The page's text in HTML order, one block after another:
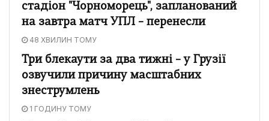
стадіон "Чорноморець", запланований
на завтра матч УПЛ – перенесли
48 ХВИЛИН ТОМУ
Три блекаути за два тижні – у Грузії
озвучили причину масштабних
знеструмлень
1 ГОДИНУ ТОМУ